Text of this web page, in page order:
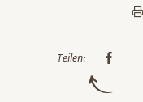
Teilen: